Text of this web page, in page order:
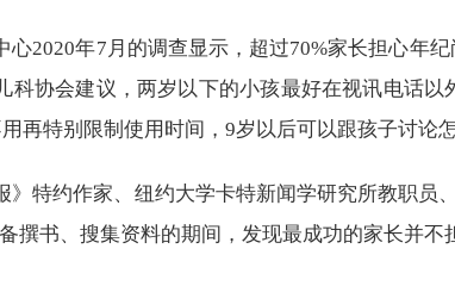
心2020年7月的调查显示，超过70%家长担心年
科协会建议，两岁以下的小孩最好在视讯电话
再特别限制使用时间，9岁以后可以跟孩子讨论
》特约作家、纽约大学卡特新闻学研究所教职员
撰书、搜集资料的期间，发现最成功的家长并不